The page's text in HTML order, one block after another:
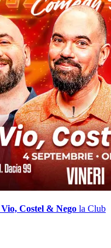
Vio, Costel & Nego la Club